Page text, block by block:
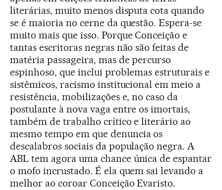
literárias, muito menos disputa cota quando
se é maioria no cerne da questão. Espera-se
muito mais que isso. Porque Conceição e
tantas escritoras negras não são feitas de
matéria passageira, mas de percurso
espinhoso, que inclui problemas estruturais e
sistêmicos, racismo institucional em meio a
resistência, mobilizações e, no caso da
postulante à nova vaga entre os imortais,
também de trabalho crítico e literário ao
mesmo tempo em que denuncia os
descalabros sociais da população negra. A
ABL tem agora uma chance única de espantar
o mofo incrustado. É ela quem sai levando a
melhor ao coroar Conceição Evaristo.